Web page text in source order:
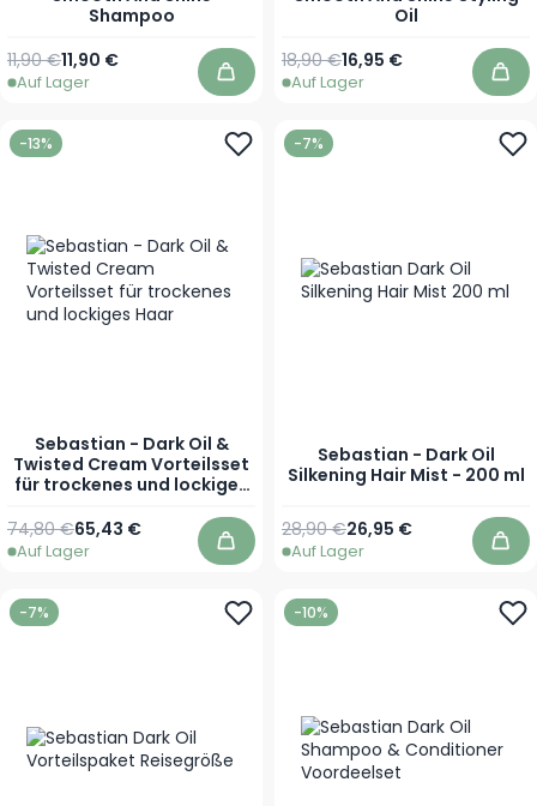
Shampoo
Ab
11,90 €
Regulärer Preis
11,90 €
Auf Lager In den Warenkorb
Oil
Ab
16,95 €
Regulärer Preis
18,90 €
Auf Lager In
-13%
Sebastian - Dark Oil &
Twisted Cream Vorteilsset
für trockenes und lockiges
65,43 €
74,80 €
Auf Lager In den Warenkorb
-7%
Sebastian - Dark Oil
Silkening Hair Mist - 200 ml
Sonderpreis
26,95 €
Regulärer Preis
28,90 €
Auf Lager In
-7% -10%